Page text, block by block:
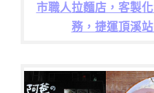
市職人拉麵店，客製
務，捷運頂溪